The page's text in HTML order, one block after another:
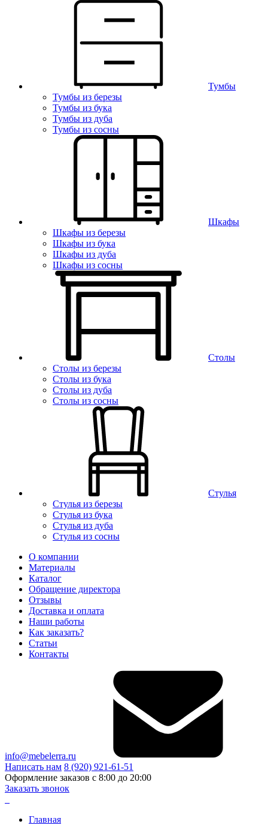
Тумбы
Тумбы из березы
Тумбы из бука
Тумбы из дуба
Тумбы из сосны
Шкафы
Шкафы из березы
Шкафы из бука
Шкафы из дуба
Шкафы из сосны
Столы
Столы из березы
Столы из бука
Столы из дуба
Столы из сосны
Стулья
Стулья из березы
Стулья из бука
Стулья из дуба
Стулья из сосны
О компании
Материалы
Каталог
Обращение директора
Отзывы
Доставка и оплата
Наши работы
Как заказать?
Статьи
Контакты
info@mebelerra.ru
Написать нам 8 (920) 921-61-51
Оформление заказов с 8:00 до 20:00
Заказать звонок
Главная